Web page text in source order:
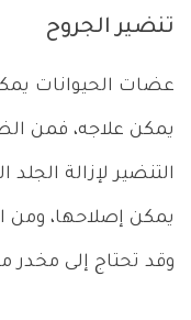
تنضير الجروح
عضات الحيوانات
يمكن علاجه، فمن
التنضير لإزالة
يمكن إصلاحها، ومن
وقد تحتاج إلى مخدر